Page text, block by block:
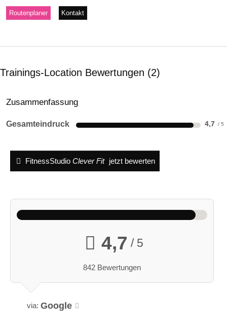
Routenplaner Kontakt
Trainings-Location Bewertungen 2
Zusammenfassung
Gesamteindruck 4,7
FitnessStudio Clever Fit jetzt bewerten
4,7 / 5
842 Bewertungen
via: Google